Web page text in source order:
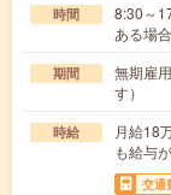
時間
8:30～
ある場
期間
無期雇
す）
時給
月給18
も給与
交通